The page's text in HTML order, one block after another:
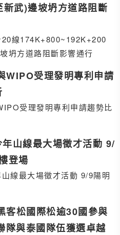
武)邊坡坍方道路阻斷
20線174K+800~192K+200
坍方道路阻斷影響通行
WIPO受理發明專利申請
受理發明專利申請趨勢比
山線最大場徵才活動 9/
登場
線最大場徵才活動 9/9陽明
客松國際松逾30國參與
隊與泰國隊伍獲選卓越